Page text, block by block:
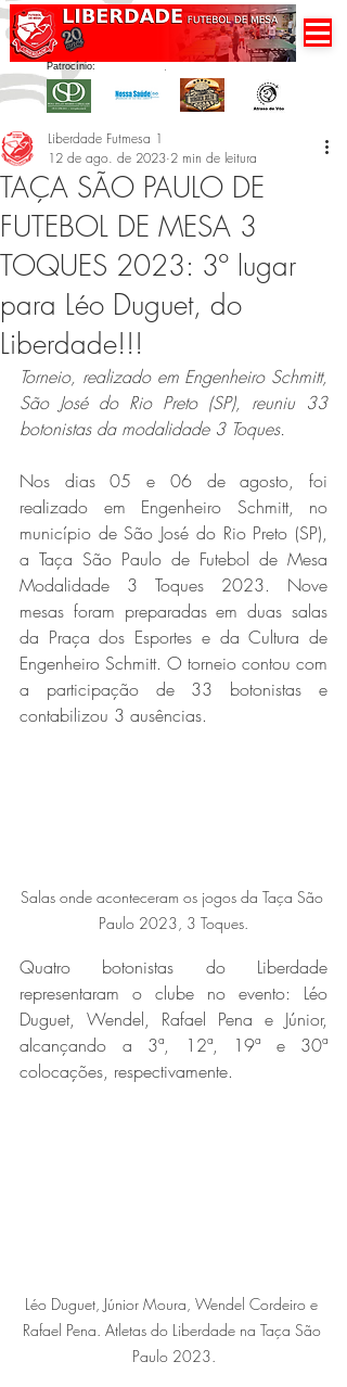
Patrocínio:
TAÇA SÃO PAULO DE
FUTEBOL DE MESA 3
TOQUES 2023: 3º lugar
para Léo Duguet, do
Liberdade!!!
Liberdade Futmesa 1
12 de ago. de 2023 2 min de leitura
Torneio, realizado em Engenheiro Schmitt,
São José do Rio Preto (SP), reuniu 33
botonistas da modalidade 3 Toques.
Nos dias 05 e 06 de agosto, foi
realizado em Engenheiro Schmitt, no
município de São José do Rio Preto (SP),
a Taça São Paulo de Futebol de Mesa
Modalidade 3 Toques 2023. Nove
mesas foram preparadas em duas salas
da Praça dos Esportes e da Cultura de
Engenheiro Schmitt. O torneio contou com
a participação de 33 botonistas e
contabilizou 3 ausências.
Salas onde aconteceram os jogos da Taça São
Paulo 2023, 3 Toques.
Quatro botonistas do Liberdade
representaram o clube no evento: Léo
Duguet, Wendel, Rafael Pena e Júnior,
alcançando a 3ª, 12ª, 19ª e 30ª
colocações, respectivamente.
Léo Duguet, Júnior Moura, Wendel Cordeiro e
Rafael Pena. Atletas do Liberdade na Taça São
Paulo 2023.